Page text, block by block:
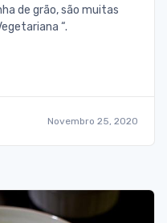
de grão, são muitas
“.
Novembro 25, 2020